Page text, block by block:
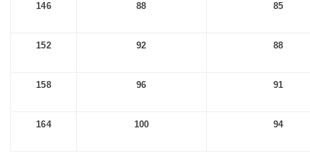
146 88 85
152 92 88
158 96 91
164 100 94